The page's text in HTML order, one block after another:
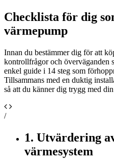
Checklista för dig
värmepump
Innan du bestämmer dig för att
kontrollfrågor och överväganden
enkel guide i 14 steg som
Tillsammans med en duktig
så att du känner dig trygg med
/
1. Utvärdering
värmesystem